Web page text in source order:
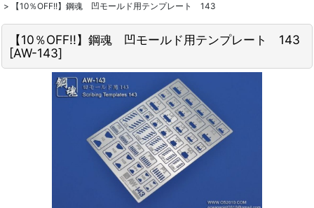
>
【10％OFF!!】鋼魂 凹モールド用テンプレート 143
【10％OFF!!】鋼魂 凹モールド用テンプレート 143
[AW-143]